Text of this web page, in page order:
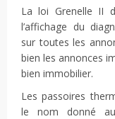
La loi Grenelle II
l’affichage du
sur toutes les
bien les annonces
bien immobilier.
Les passoires
le nom donné